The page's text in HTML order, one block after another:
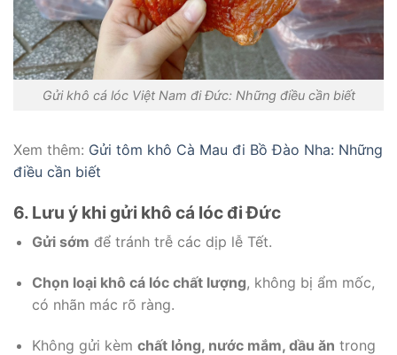
Gửi khô cá lóc Việt Nam đi Đức: Những điều cần biết
Xem thêm: Gửi tôm khô Cà Mau đi Bồ Đào Nha: Những
điều cần biết
6. Lưu ý khi gửi khô cá lóc đi Đức
Gửi sớm để tránh trễ các dịp lễ Tết.
Chọn loại khô cá lóc chất lượng, không bị ẩm mốc,
có nhãn mác rõ ràng.
Không gửi kèm chất lỏng, nước mắm, dầu ăn trong